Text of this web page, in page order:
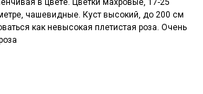
чашевидные. Куст высокий, до 200 см
как невысокая плетистая роза. Очень